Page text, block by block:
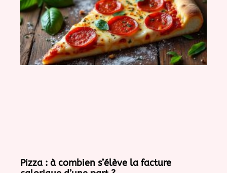
Pizza : à combien s’élève la facture